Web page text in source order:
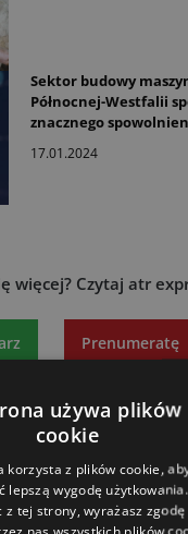
Sektor budowy
Północnej-Westfalii
znacznego
17.01.2024
więcej? Czytaj atr
Prenumeratę
w Nadrenii
spowolnienia
używa plików
cookie
korzysta z plików cookie,
lepszą wygodę użytkowania.
z tej strony, wyrażasz zgodę
nas wszystkich plików